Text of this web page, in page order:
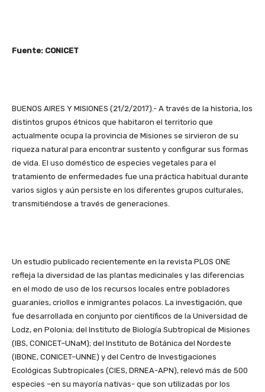
Fuente: CONICET
BUENOS AIRES Y MISIONES (21/2/2017).- A través de la historia, los
distintos grupos étnicos que habitaron el territorio que
actualmente ocupa la provincia de Misiones se sirvieron de su
riqueza natural para encontrar sustento y configurar sus formas
de vida. El uso doméstico de especies vegetales para el
tratamiento de enfermedades fue una práctica habitual durante
varios siglos y aún persiste en los diferentes grupos culturales,
transmitiéndose a través de generaciones.
Un estudio publicado recientemente en la revista PLOS ONE
refleja la diversidad de las plantas medicinales y las diferencias
en el modo de uso de los recursos locales entre pobladores
guaraníes, criollos e inmigrantes polacos. La investigación, que
fue desarrollada en conjunto por científicos de la Universidad de
Lodz, en Polonia; del Instituto de Biología Subtropical de Misiones
(IBS, CONICET–UNaM); del Instituto de Botánica del Nordeste
(IBONE, CONICET–UNNE) y del Centro de Investigaciones
Ecológicas Subtropicales (CIES, DRNEA-APN), relevó más de 500
especies –en su mayoría nativas- que son utilizadas por los